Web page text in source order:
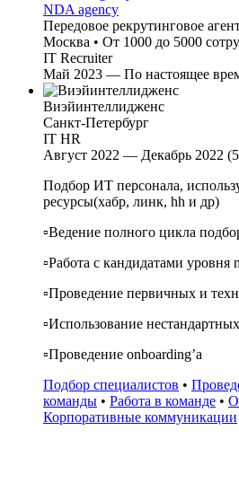
NDA agency
Передовое рекрутинговое
Москва • От 1000 до 5000
IT Recruiter
Май 2023 — По настоящее
Виэйинтеллидженс
Санкт-Петербург
IT HR
Август 2022 — Декабрь 2022
Подбор ИТ персонала,
ресурсы(хабр, линк, hh и др)
▫️Ведение полного цикла
▫️Работа с кандидатами уровня
▫️Проведение первичных и
▫️Использование
▫️Проведение onboarding’a
Подбор специалистов •
команды • Работа в команде •
Корпоративные коммуникации